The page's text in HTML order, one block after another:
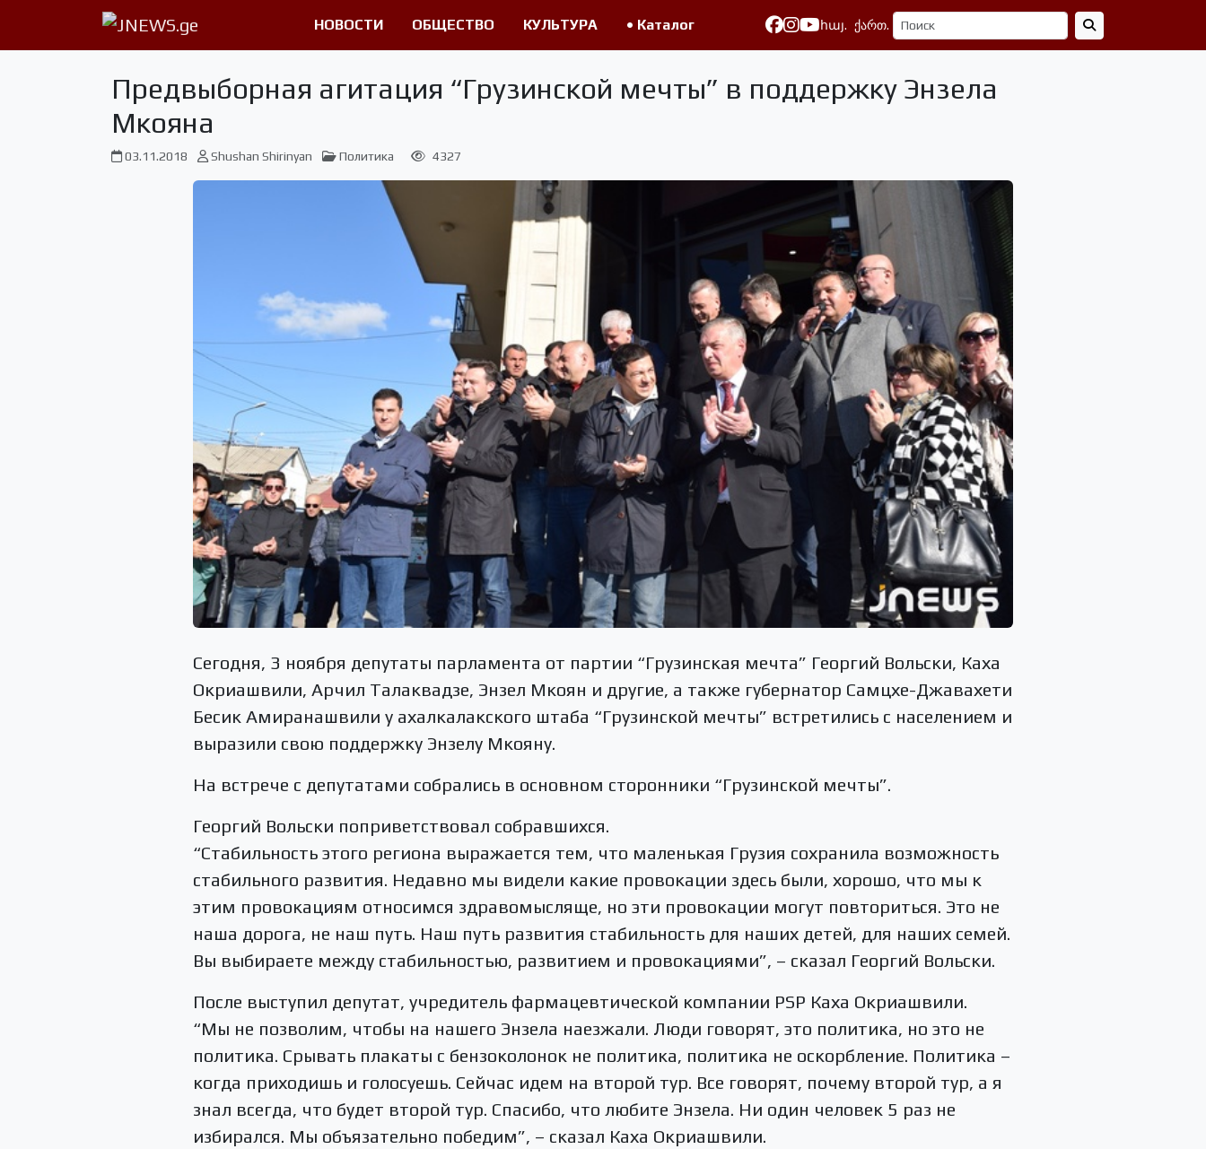
НОВОСТИ ОБЩЕСТВО КУЛЬТУРА • Каталог հայ. ქართ.
Предвыборная агитация “Грузинской мечты” в поддержку Энзела
Мкояна
03.11.2018 Shushan Shirinyan Политика 4327
Сегодня, 3 ноября депутаты парламента от партии “Грузинская мечта” Георгий Вольски, Каха
Окриашвили, Арчил Талаквадзе, Энзел Мкоян и другие, а также губернатор Самцхе-Джавахети
Бесик Амиранашвили у ахалкалакского штаба “Грузинской мечты” встретились с населением и
выразили свою поддержку Энзелу Мкояну.
На встрече с депутатами собрались в основном сторонники “Грузинской мечты”.
Георгий Вольски поприветствовал собравшихся.
“Стабильность этого региона выражается тем, что маленькая Грузия сохранила возможность
стабильного развития. Недавно мы видели какие провокации здесь были, хорошо, что мы к
этим провокациям относимся здравомысляще, но эти провокации могут повториться. Это не
наша дорога, не наш путь. Наш путь развития стабильность для наших детей, для наших семей.
Вы выбираете между стабильностью, развитием и провокациями”, – сказал Георгий Вольски.
После выступил депутат, учредитель фармацевтической компании PSP Каха Окриашвили.
“Мы не позволим, чтобы на нашего Энзела наезжали. Люди говорят, это политика, но это не
политика. Срывать плакаты с бензоколонок не политика, политика не оскорбление. Политика –
когда приходишь и голосуешь. Сейчас идем на второй тур. Все говорят, почему второй тур, а я
знал всегда, что будет второй тур. Спасибо, что любите Энзела. Ни один человек 5 раз не
избирался. Мы объязательно победим”, – сказал Каха Окриашвили.